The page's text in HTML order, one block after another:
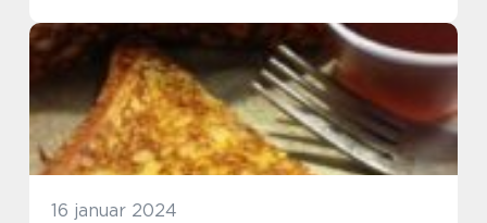
interesserede læsere en omfattende guide
til, hvad de kan f...
16 januar 2024